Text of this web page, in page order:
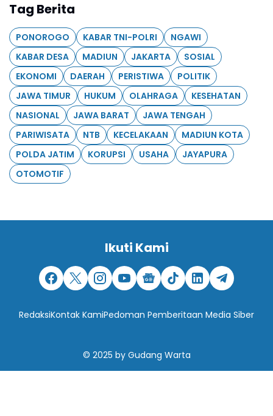
Tag Berita
PONOROGO KABAR TNI-POLRI
NGAWI
KABAR DESA
MADIUN JAKARTA
SOSIAL
EKONOMI
DAERAH PERISTIWA
POLITIK
JAWA TIMUR
HUKUM OLAHRAGA
KESEHATAN
NASIONAL
JAWA BARAT
JAWA TENGAH
PARIWISATA
NTB KECELAKAAN
MADIUN KOTA
POLDA JATIM
KORUPSI USAHA
JAYAPURA
OTOMOTIF
Ikuti Kami
RedaksiKontak KamiPedoman Pemberitaan Media Siber
© 2025 by Gudang Warta